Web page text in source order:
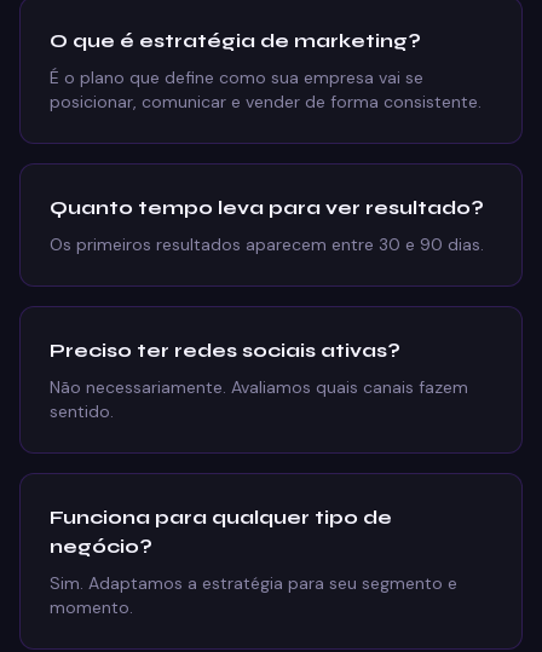
O que é estratégia de marketing?
É o plano que define como sua empresa vai se
posicionar, comunicar e vender de forma consistente.
Quanto tempo leva para ver resultado?
Os primeiros resultados aparecem entre 30 e 90 dias.
Preciso ter redes sociais ativas?
Não necessariamente. Avaliamos quais canais fazem
sentido.
Funciona para qualquer tipo de
negócio?
Sim. Adaptamos a estratégia para seu segmento e
momento.